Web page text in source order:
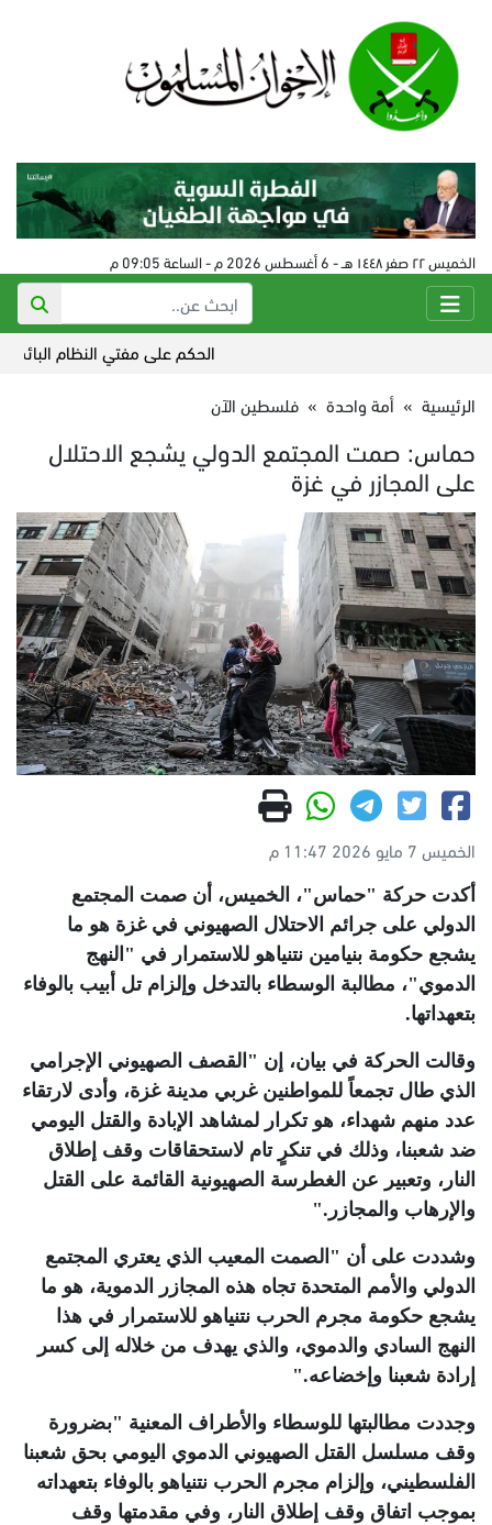
الخميس ٢٢ صفر ١٤٤٨ هـ - 6 أغسطس 2026 م - الساعة 09:05 م
الحكم على مفتي النظام البائد في سورية
الرئيسية » أمة واحدة » فلسطين الآن
حماس: صمت المجتمع الدولي يشجع الاحتلال
على المجازر في غزة
الخميس 7 مايو 2026 11:47 م
أكدت حركة "حماس"، الخميس، أن صمت المجتمع
الدولي على جرائم الاحتلال الصهيوني في غزة هو ما
يشجع حكومة بنيامين نتنياهو للاستمرار في "النهج
الدموي"، مطالبة الوسطاء بالتدخل وإلزام تل أبيب بالوفاء
بتعهداتها.
وقالت الحركة في بيان، إن "القصف الصهيوني الإجرامي
الذي طال تجمعاً للمواطنين غربي مدينة غزة، وأدى لارتقاء
عدد منهم شهداء، هو تكرار لمشاهد الإبادة والقتل اليومي
ضد شعبنا، وذلك في تنكرٍ تام لاستحقاقات وقف إطلاق
النار، وتعبير عن الغطرسة الصهيونية القائمة على القتل
والإرهاب والمجازر ".
وشددت على أن "الصمت المعيب الذي يعتري المجتمع
الدولي والأمم المتحدة تجاه هذه المجازر الدموية، هو ما
يشجع حكومة مجرم الحرب نتنياهو للاستمرار في هذا
النهج السادي والدموي، والذي يهدف من خلاله إلى كسر
إرادة شعبنا وإخضاعه".
وجددت مطالبتها للوسطاء والأطراف المعنية "بضرورة
وقف مسلسل القتل الصهيوني الدموي اليومي بحق شعبنا
الفلسطيني، وإلزام مجرم الحرب نتنياهو بالوفاء بتعهداته
بموجب اتفاق وقف إطلاق النار، وفي مقدمتها وقف